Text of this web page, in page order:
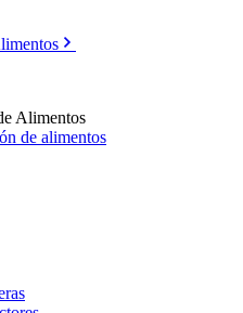
Alimentos
de alimentos